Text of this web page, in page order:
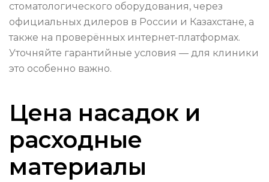
стоматологического оборудования, через
официальных дилеров в России и Казахстане, а
также на проверённых интернет‑платформах.
Уточняйте гарантийные условия — для клиники
это особенно важно.
Цена насадок и
расходные
материалы